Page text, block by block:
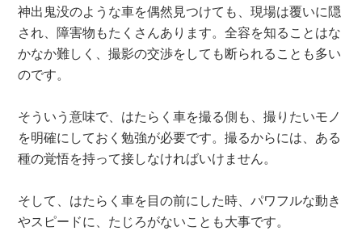
神出鬼没のような車を偶然見つけても、現場は覆いに隠
され、障害物もたくさんあります。全容を知ることはな
かなか難しく、撮影の交渉をしても断られることも多い
のです。
そういう意味で、はたらく車を撮る側も、撮りたいモノ
を明確にしておく勉強が必要です。撮るからには、ある
種の覚悟を持って接しなければいけません。
そして、はたらく車を目の前にした時、パワフルな動き
やスピードに、たじろがないことも大事です。